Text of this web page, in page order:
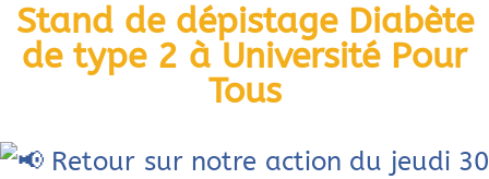
Stand de dépistage Diabète
de type 2 à Université Pour
Tous
Retour sur notre action du jeudi 30